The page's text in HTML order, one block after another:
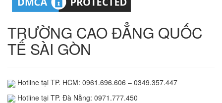
TRƯỜNG CAO ĐẲNG QUỐC
TẾ SÀI GÒN
Hotline tại TP. HCM: 0961.696.606 – 0349.357.447
Hotline tại TP. Đà Nẵng: 0971.777.450